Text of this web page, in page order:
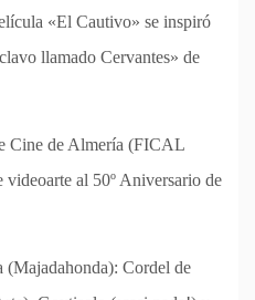
«El Cautivo» se inspiró
llamado Cervantes» de
Cine de Almería (FICAL
videoarte al 50º Aniversario de
(Majadahonda): Cordel de